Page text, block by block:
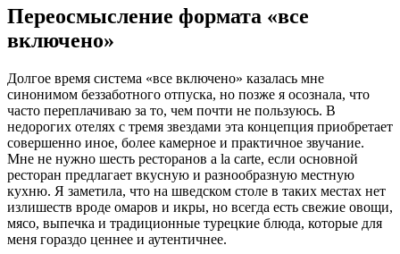
Переосмысление формата «все
включено»
Долгое время система «все включено» казалась мне
синонимом беззаботного отпуска, но позже я осознала, что
часто переплачиваю за то, чем почти не пользуюсь. В
недорогих отелях с тремя звездами эта концепция приобретает
совершенно иное, более камерное и практичное звучание.
Мне не нужно шесть ресторанов a la carte, если основной
ресторан предлагает вкусную и разнообразную местную
кухню. Я заметила, что на шведском столе в таких местах нет
излишеств вроде омаров и икры, но всегда есть свежие овощи,
мясо, выпечка и традиционные турецкие блюда, которые для
меня гораздо ценнее и аутентичнее.